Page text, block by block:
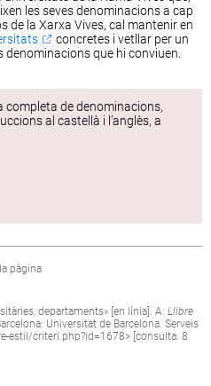
les seves denominacions a cap
de la Xarxa Vives, cal mantenir en
concretes i vetllar per un
que hi conviuen.
completa de denominacions,
al castellà i l’anglès, a
pàgina
departaments» [en línia]. A: Llibre
Universitat de Barcelona. Serveis
estil/criteri.php?id=1678> [consulta: 8